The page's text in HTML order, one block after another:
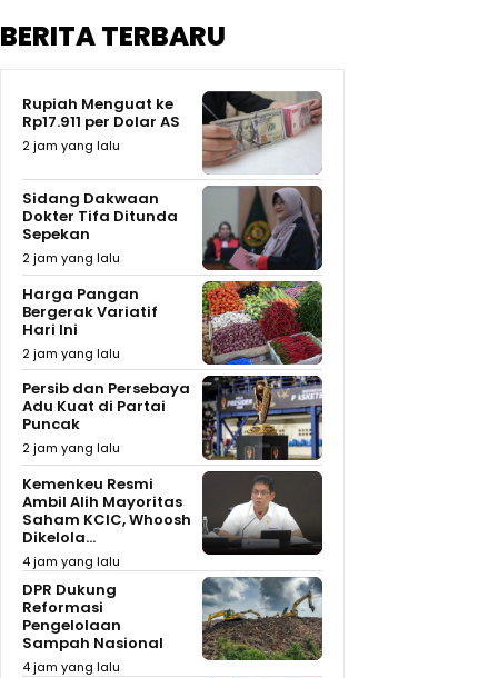
BERITA TERBARU
Rupiah Menguat ke
Rp17.911 per Dolar AS
2 jam yang lalu
Sidang Dakwaan
Dokter Tifa Ditunda
Sepekan
2 jam yang lalu
Harga Pangan
Bergerak Variatif
Hari Ini
2 jam yang lalu
Persib dan Persebaya
Adu Kuat di Partai
Puncak
2 jam yang lalu
Kemenkeu Resmi
Ambil Alih Mayoritas
Saham KCIC, Whoosh
Dikelola...
4 jam yang lalu
DPR Dukung
Reformasi
Pengelolaan
Sampah Nasional
4 jam yang lalu